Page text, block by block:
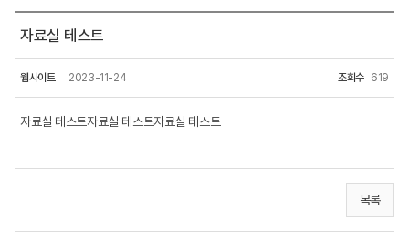
자료실 테스트
웹사이트 2023-11-24 조회수 619
자료실 테스트자료실 테스트자료실 테스트
목록